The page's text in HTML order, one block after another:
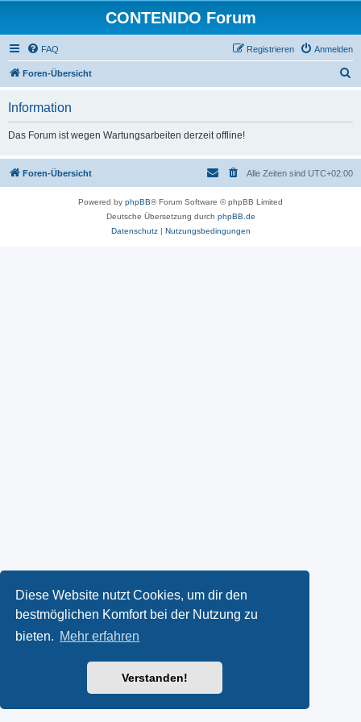
Diese Website nutzt Cookies, um dir den
bestmöglichen Komfort bei der Nutzung zu
bieten. Mehr erfahren
Verstanden!
CONTENIDO Forum
FAQ Anmelden
Registrieren
Foren-Übersicht
Information
Das Forum ist wegen Wartungsarbeiten derzeit offline!
Foren-Übersicht Alle Zeiten sind UTC+02:00
Powered by phpBB® Forum Software © phpBB Limited
Deutsche Übersetzung durch phpBB.de
Datenschutz| Nutzungsbedingungen